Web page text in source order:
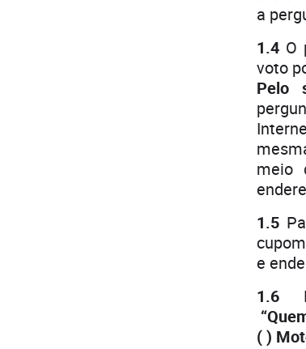
a
1.4 O
voto
Pelo
meio
1.5
e
1.6
( )